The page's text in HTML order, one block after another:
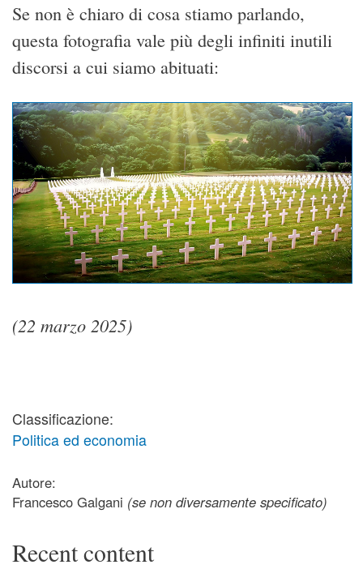
Se non è chiaro di cosa stiamo parlando,
questa fotografia vale più degli infiniti inutili
discorsi a cui siamo abituati:
(22 marzo 2025)
Classificazione:
Politica ed economia
Autore:
Francesco Galgani (se non diversamente specificato)
Recent content